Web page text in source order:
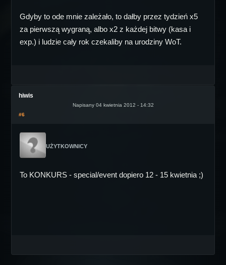
Gdyby to ode mnie zależało, to dałby przez tydzień x5
za pierwszą wygraną, albo x2 z każdej bitwy (kasa i
exp.) i ludzie cały rok czekaliby na urodziny WoT.
hiwis
Napisany 04 kwietnia 2012 - 14:32
#6
UŻYTKOWNICY
To KONKURS - special/event dopiero 12 - 15 kwietnia ;)